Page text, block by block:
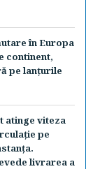
în Europa
continent,
pe lanţurile
atinge viteza
pe
livrarea a